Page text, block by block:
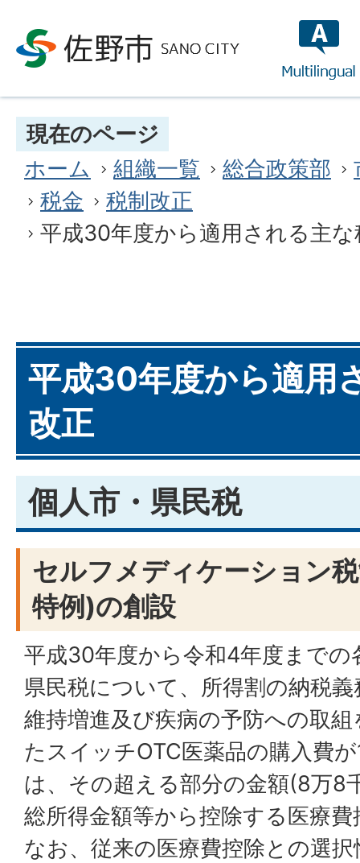
現在のページ
ホーム
組織一覧 総合政策部
税金
税制改正
平成30年度から適用される主な
平成30年度から適用
改正
個人市・県民税
セルフメディケーション
特例)の創設
平成30年度から令和4年度までの
県民税について、所得割の納税
維持増進及び疾病の予防への取
たスイッチOTC医薬品の購入費
は、その超える部分の金額(8万8
総所得金額等から控除する医療
なお、従来の医療費控除との選